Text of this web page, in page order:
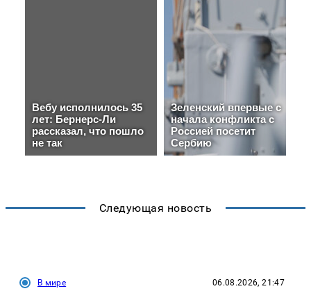
Следующая новость
В мире 06.08.2026, 21:47